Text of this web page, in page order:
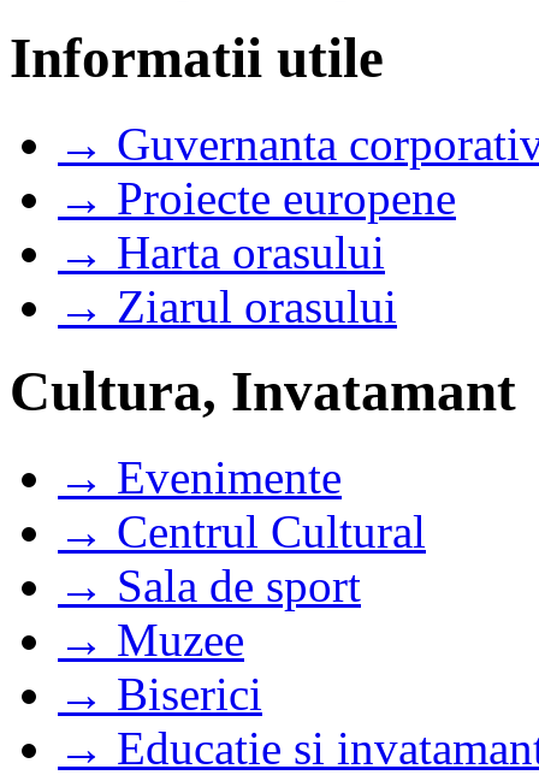
Informatii utile
→ Guvernanta
→ Proiecte europene
→ Harta orasului
→ Ziarul orasului
Cultura, Invatamant
→ Evenimente
→ Centrul Cultural
→ Sala de sport
→ Muzee
→ Biserici
→ Educatie si